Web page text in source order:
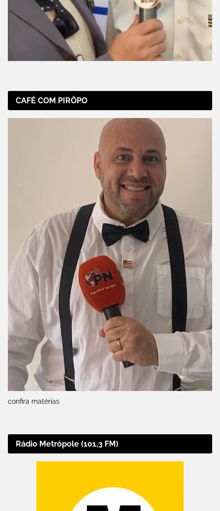
CAFÉ COM PIRÔPO
confira matérias
Rádio Metrópole (101,3 FM)